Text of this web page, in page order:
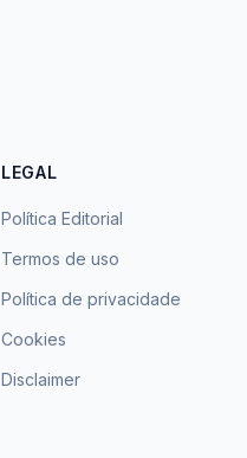
LEGAL
Política Editorial
Termos de uso
Política de privacidade
Cookies
Disclaimer